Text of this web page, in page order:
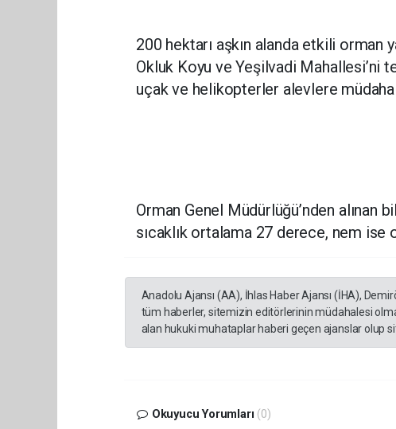
200 hektarı aşkın alanda etkili orman
Okluk Koyu ve Yeşilvadi Mahallesi’ni
uçak ve helikopterler alevlere
Orman Genel Müdürlüğü’nden alınan
sıcaklık ortalama 27 derece, nem ise
Anadolu Ajansı (AA), İhlas Haber Ajansı (İHA),
tüm haberler, sitemizin editörlerinin müdahalesi
alan hukuki muhataplar haberi geçen ajanslar olup
Okuyucu Yorumları (0)